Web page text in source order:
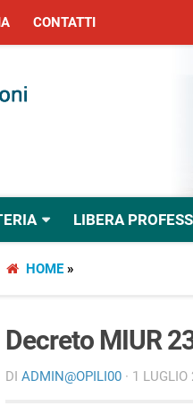
CONTATTI
LIBERA
HOME»
Decreto MIUR
DI ADMIN@OPILI00 · 1 LUGLIO